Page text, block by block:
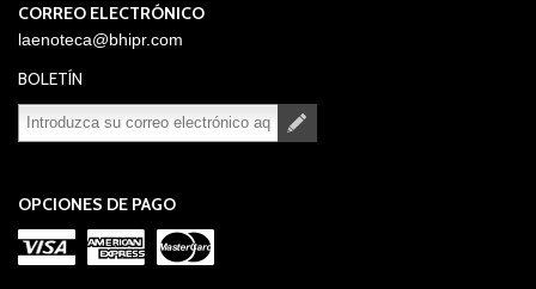
CORREO ELECTRÓNICO
laenoteca@bhipr.com
BOLETÍN
OPCIONES DE PAGO